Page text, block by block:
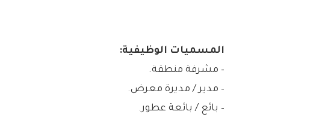
المسميات الوظيفية:
– مشرفة منطقة.
– مدير / مديرة معرض.
– بائع / بائعة عطور.